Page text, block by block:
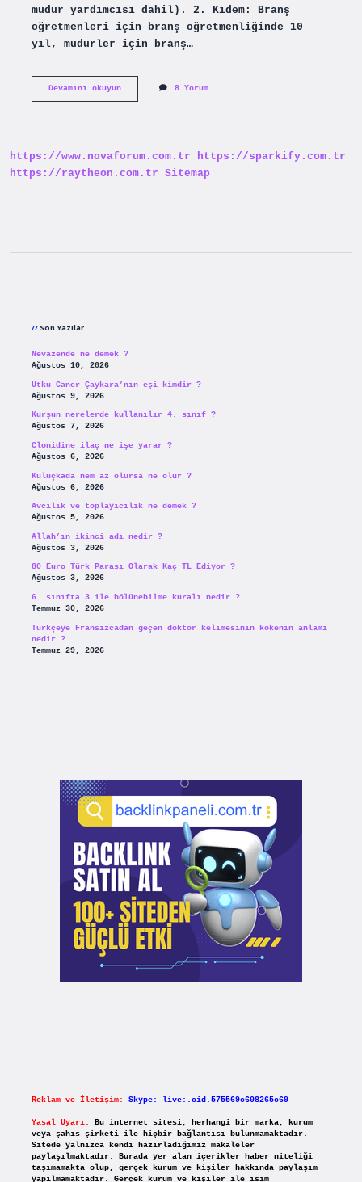
müdür yardımcısı dahil). 2. Kıdem: Branş
öğretmenleri için branş öğretmenliğinde 10
yıl, müdürler için branş…
Devamını okuyunBaşöğretmen
8 Yorum
https://www.novaforum.com.tr
https://sparkify.com.tr
https://raytheon.com.tr Sitemap
Son Yazılar
Nevazende ne demek ?
Ağustos 10, 2026
Utku Caner Çaykara’nın eşi kimdir ?
Ağustos 9, 2026
Kurşun nerelerde kullanılır 4. sınıf ?
Ağustos 7, 2026
Clonidine ilaç ne işe yarar ?
Ağustos 6, 2026
Kuluçkada nem az olursa ne olur ?
Ağustos 6, 2026
Avcılık ve toplayicilik ne demek ?
Ağustos 5, 2026
Allah’ın ikinci adı nedir ?
Ağustos 3, 2026
80 Euro Türk Parası Olarak Kaç TL Ediyor ?
Ağustos 3, 2026
6. sınıfta 3 ile bölünebilme kuralı nedir ?
Temmuz 30, 2026
Türkçeye Fransızcadan geçen doktor kelimesinin kökenin anlamı
nedir ?
Temmuz 29, 2026
Reklam ve İletişim: Skype: live:.cid.575569c608265c69
Yasal Uyarı:
Bu internet sitesi, herhangi bir marka, kurum
veya şahıs şirketi ile hiçbir bağlantısı bulunmamaktadır.
Sitede yalnızca kendi hazırladığımız makaleler
paylaşılmaktadır. Burada yer alan içerikler haber niteliği
taşımamakta olup, gerçek kurum ve kişiler hakkında paylaşım
yapılmamaktadır. Gerçek kurum ve kişiler ile isim